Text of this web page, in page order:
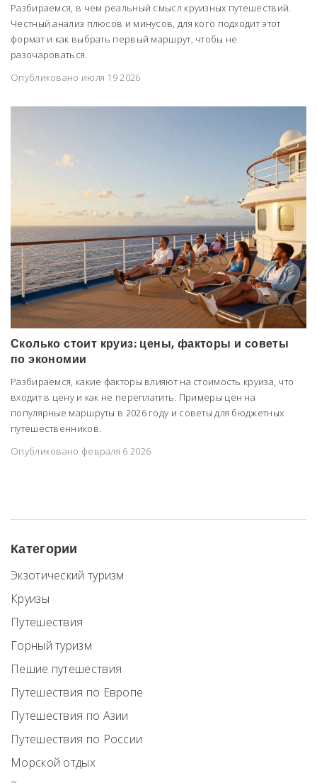
Разбираемся, в чем реальный смысл круизных путешествий.
Честный анализ плюсов и минусов, для кого подходит этот
формат и как выбрать первый маршрут, чтобы не
разочароваться.
Опубликовано июля 19 2026
Сколько стоит круиз: цены, факторы и советы
по экономии
Разбираемся, какие факторы влияют на стоимость круиза, что
входит в цену и как не переплатить. Примеры цен на
популярные маршруты в 2026 году и советы для бюджетных
путешественников.
Опубликовано февраля 6 2026
Категории
Экзотический туризм
Круизы
Путешествия
Горный туризм
Пешие путешествия
Путешествия по Европе
Путешествия по Азии
Путешествия по России
Морской отдых